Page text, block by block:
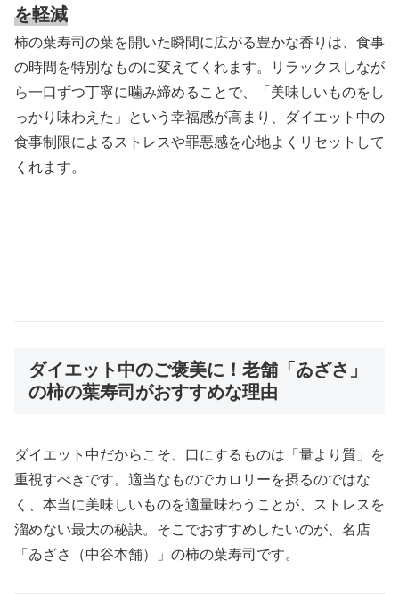
を軽減
柿の葉寿司の葉を開いた瞬間に広がる豊かな香りは、食事
の時間を特別なものに変えてくれます。リラックスしなが
ら一口ずつ丁寧に噛み締めることで、「美味しいものをし
っかり味わえた」という幸福感が高まり、ダイエット中の
食事制限によるストレスや罪悪感を心地よくリセットして
くれます。
ダイエット中のご褒美に！老舗「ゐざさ」
の柿の葉寿司がおすすめな理由
ダイエット中だからこそ、口にするものは「量より質」を
重視すべきです。適当なものでカロリーを摂るのではな
く、本当に美味しいものを適量味わうことが、ストレスを
溜めない最大の秘訣。そこでおすすめしたいのが、名店
「ゐざさ（中谷本舗）」の柿の葉寿司です。